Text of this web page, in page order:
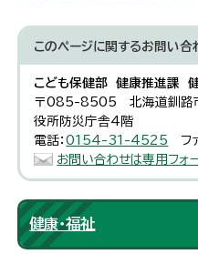
このページに関するお問い合
こども保健部 健康推進課
〒085-8505 北海道釧路
役所防災庁舎4階
電話：0154-31-4525
フ
お問い合わせは専用フォ
健康・福祉